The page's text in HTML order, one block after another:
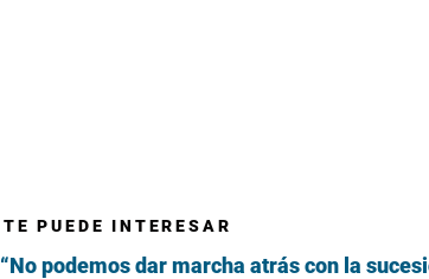
TE PUEDE INTERESAR
“No podemos dar marcha atrás con la